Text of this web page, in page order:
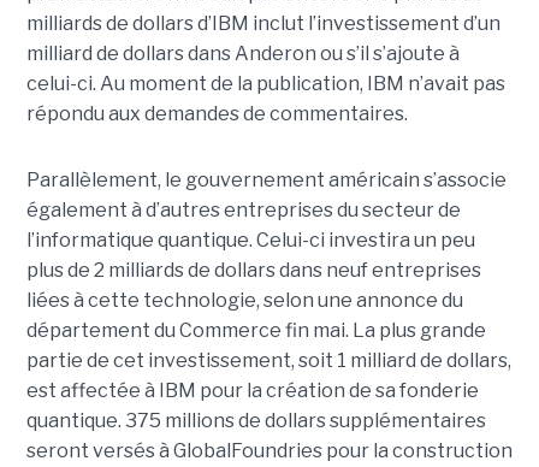
milliards de dollars d’IBM inclut l’investissement d’un
milliard de dollars dans Anderon ou s’il s’ajoute à
celui-ci. Au moment de la publication, IBM n’avait pas
répondu aux demandes de commentaires.
Parallèlement, le gouvernement américain s’associe
également à d’autres entreprises du secteur de
l’informatique quantique. Celui-ci investira un peu
plus de 2 milliards de dollars dans neuf entreprises
liées à cette technologie, selon une annonce du
département du Commerce fin mai. La plus grande
partie de cet investissement, soit 1 milliard de dollars,
est affectée à IBM pour la création de sa fonderie
quantique. 375 millions de dollars supplémentaires
seront versés à GlobalFoundries pour la construction